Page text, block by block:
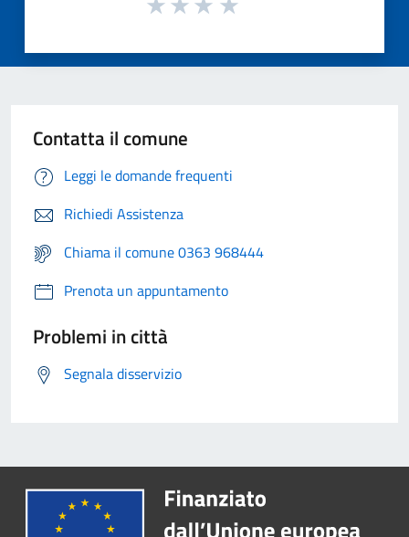
Contatta il comune
Leggi le domande frequenti
Richiedi Assistenza
Chiama il comune 0363 968444
Prenota un appuntamento
Problemi in città
Segnala disservizio